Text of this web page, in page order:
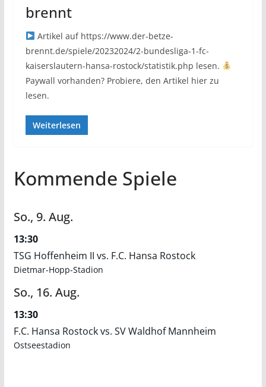
brennt
Artikel auf https://www.der-betze-
brennt.de/spiele/20232024/2-bundesliga-1-fc-
kaiserslautern-hansa-rostock/statistik.php lesen.
Paywall vorhanden? Probiere, den Artikel hier zu
lesen.
Weiterlesen
Kommende Spiele
So., 9. Aug.
13:30
TSG Hoffenheim II vs. F.C. Hansa Rostock
Dietmar-Hopp-Stadion
So., 16. Aug.
13:30
F.C. Hansa Rostock vs. SV Waldhof Mannheim
Ostseestadion